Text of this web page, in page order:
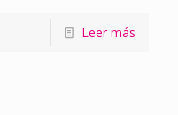
Leer más